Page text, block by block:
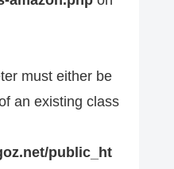
must either be
an existing class
public_ht